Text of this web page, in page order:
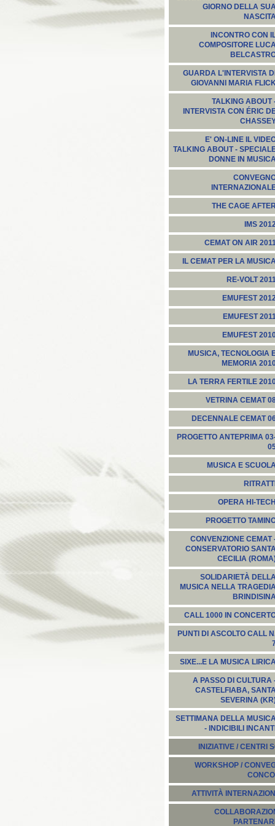
GIORNO DELLA SUA
NASCITA
INCONTRO CON
COMPOSITORE LUCA
GUARDA L'INTERVISTA DI
GIOVANNI MARIA FLICK
TALKING ABOUT
INTERVISTA CON ÉRIC
E' ON-LINE IL
TALKING ABOUT -
DONNE IN MUSICA
THE CAGE AFTER
IMS 2012
CEMAT ON AIR 2011
IL CEMAT PER LA MUSICA
RE-VOLT 2011
EMUFEST 2012
EMUFEST 2011
EMUFEST
MUSICA, TECNOLOGIA
MEMORIA
LA TERRA FERTILE
VETRINA CEMAT
DECENNALE CEMAT
PROGETTO ANTEPRIMA
MUSICA E SCUOLA
RITRATTI
OPERA HI-TECH
PROGETTO
CONVENZIONE CEMAT
CONSERVATORIO SANTA
CECILIA
SOLIDARIETÀ DELLA
MUSICA NELLA TRAGEDIA
BRINDISINA
CALL 1000 IN
PUNTI DI ASCOLTO CALL
7
SIXE...E LA MUSICA LIRICA
A PASSO DI CULTURA
CASTELFIABA, SANTA
SEVERINA
SETTIMANA DELLA MUSICA
- INDICIBILI INCANTI
INIZIATIVE / CENTRI
WORKSHOP /
ATTIVITÀ